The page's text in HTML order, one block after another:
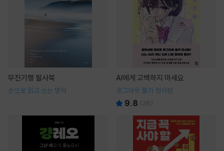
무진기행 필사북
손으로 읽고 쓰는 명작
AI에게 고백하지 마세요
로그아웃 불가 첫사랑
9.8 ( 35)